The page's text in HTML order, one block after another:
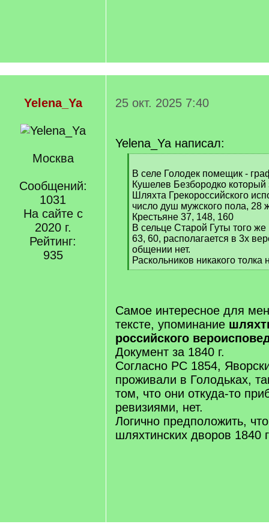
Yelena_Ya
Москва
Сообщений:
1031
На сайте с
2020 г.
Рейтинг:
935
25 окт. 2025 7:40
Yelena_Ya написал:
q
]
В селе Голодек помещик -
Кушелев Безбородко который
Шляхта Грекороссийского
число душ мужского пола, 28
Крестьяне 37, 148, 160
В сельце Старой Гуты того
63, 60, располагается в 3х
общении нет.
Раскольников никакого толка
[
Самое интересное для
тексте, упоминание
российского
Документ за 1840 г.
Согласно РС 1854,
проживали в Голодьках,
том, что они откуда-то
ревизиями, нет.
Логично предположить,
шляхтинских дворов 1840